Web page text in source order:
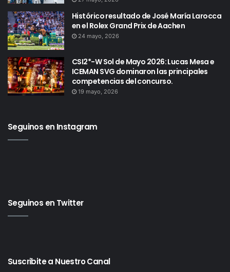
Histórico resultado de José María Larocca
en el Rolex Grand Prix de Aachen
24 mayo, 2026
CSI2*-W Sol de Mayo 2026: Lucas Mesa e
ICEMAN SVG dominaron las principales
competencias del concurso.
19 mayo, 2026
Seguinos en Instagram
Seguinos en Twitter
Suscribite a Nuestro Canal